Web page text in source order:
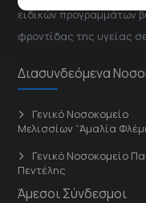
ειδικών προγραμμάτων
φροντίδας της υγείας
Διασυνδεόμενα
Γενικό Νοσοκομείο
Μελισσίων “Άμαλία
Γενικό Νοσοκομείο
Πεντέλης
Άμεσοι Σύνδεσμοι